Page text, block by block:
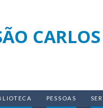
CARLOS
PESSOAS